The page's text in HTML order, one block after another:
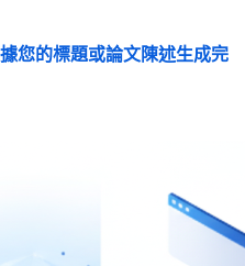
您的標題或論文陳述生成完